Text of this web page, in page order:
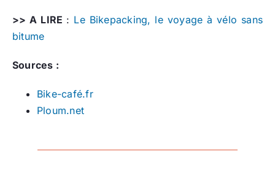
>> A LIRE : Le Bikepacking, le voyage à vélo sans
bitume
Sources :
Bike-café.fr
Ploum.net